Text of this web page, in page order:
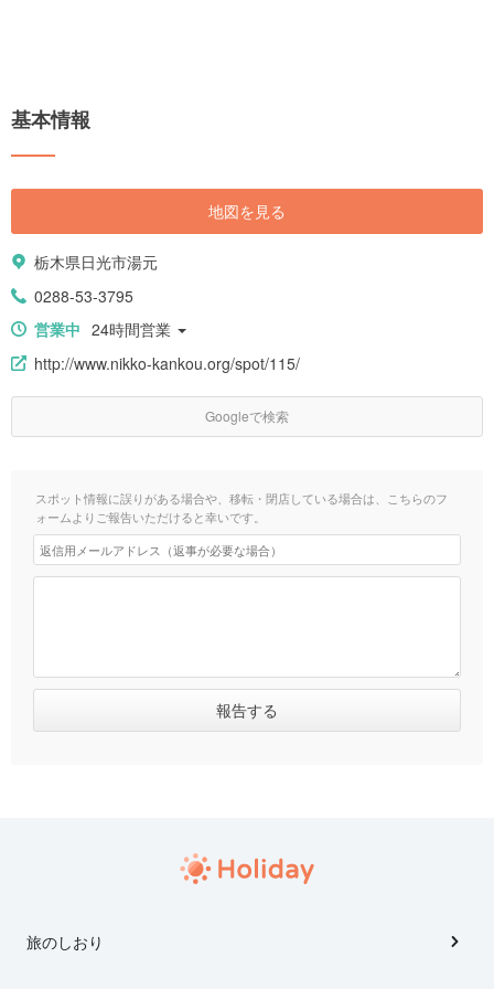
基本情報
地図を見る
栃木県日光市湯元
0288-53-3795
営業中 24時間営業
http://www.nikko-kankou.org/spot/115/
Googleで検索
スポット情報に誤りがある場合や、移転・閉店している場合は、こちらのフ
ォームよりご報告いただけると幸いです。
旅のしおり